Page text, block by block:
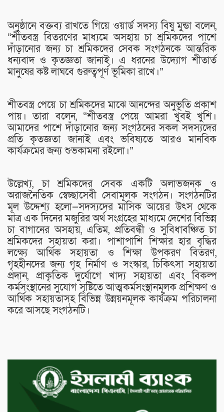
অনুষ্ঠানে বক্তব্য রাখতে গিয়ে ওয়ার্ড সদস্য বিষু মুন্ডা বলেন,
“শীতবস্ত্র বিতরণের মাধ্যমে অসহায় চা শ্রমিকদের পাশে
দাঁড়ানোর জন্য চা শ্রমিকদের সেবক সংগঠনকে আন্তরিক
ধন্যবাদ ও কৃতজ্ঞতা জানাই। এ ধরনের উদ্যোগ শীতার্ত
মানুষের কষ্ট লাঘবে গুরুত্বপূর্ণ ভূমিকা রাখে।”
শীতবস্ত্র পেয়ে চা শ্রমিকদের মাঝে আনন্দের অনুভূতি প্রকাশ
পায়। তারা বলেন, “শীতবস্ত্র পেয়ে আমরা খুবই খুশি।
আমাদের পাশে দাঁড়ানোর জন্য সংগঠনের সকল সদস্যদের
প্রতি কৃতজ্ঞতা জানাই এবং ভবিষ্যতে আরও মানবিক
কার্যক্রমের জন্য শুভকামনা রইলো।”
উল্লেখ্য, চা শ্রমিকদের সেবক একটি অলাভজনক ও
অরাজনৈতিক স্বেচ্ছাসেবী সেবামূলক সংগঠন। সংগঠনটির
মূল উদ্দেশ্য হলো—সদস্যদের মাসিক আয়ের উৎস থেকে
মাত্র এক দিনের মজুরির অর্থ সংগ্রহের মাধ্যমে দেশের বিভিন্ন
চা বাগানের অসহায়, এতিম, প্রতিবন্ধী ও সুবিধাবঞ্চিত চা
শ্রমিকদের সহায়তা করা। পাশাপাশি শিক্ষার হার বৃদ্ধির
লক্ষ্যে আর্থিক সহায়তা ও শিক্ষা উপকরণ বিতরণ,
গৃহহীনদের জন্য গৃহ নির্মাণ ও সংস্কার, চিকিৎসা সহায়তা
প্রদান, প্রাকৃতিক দুর্যোগে খাদ্য সহায়তা এবং বিকল্প
কর্মসংস্থানের সুযোগ সৃষ্টিতে আত্মকর্মসংস্থানমূলক প্রশিক্ষণ ও
আর্থিক সহায়তাসহ বিভিন্ন উন্নয়নমূলক কার্যক্রম পরিচালনা
করে আসছে সংগঠনটি।